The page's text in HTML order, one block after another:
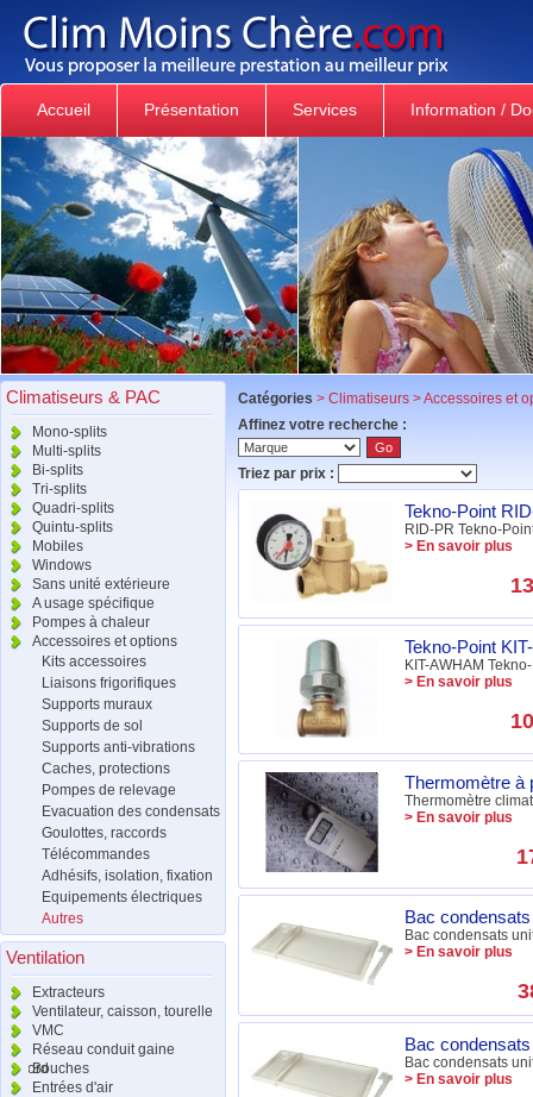
Accueil Présentation Services Information /
Climatiseurs & PAC
Mono-splits
Multi-splits
Bi-splits
Tri-splits
Quadri-splits
Quintu-splits
Mobiles
Windows
Sans unité extérieure
A usage spécifique
Pompes à chaleur
Accessoires et options
Kits accessoires
Liaisons frigorifiques
Supports muraux
Supports de sol
Supports anti-vibrations
Caches, protections
Pompes de relevage
Evacuation des condensats
Goulottes, raccords
Télécommandes
Adhésifs, isolation, fixation
Equipements électriques
Autres
Ventilation
Extracteurs
Ventilateur, caisson, tourelle
VMC
Réseau conduit gaine
raccordBouches
Entrées d'air
Catégories > Climatiseurs >Accessoires et
Affinez votre recherche :
Triez par prix :
Tekno-Point
RID-PR Tekno-
> En savoir plus
Tekno-Point
KIT-AWHAM
> En savoir plus
Thermomètre à
Thermomètre
> En savoir plus
Bac
Bac condensats
> En savoir plus
Bac
Bac condensats
> En savoir plus